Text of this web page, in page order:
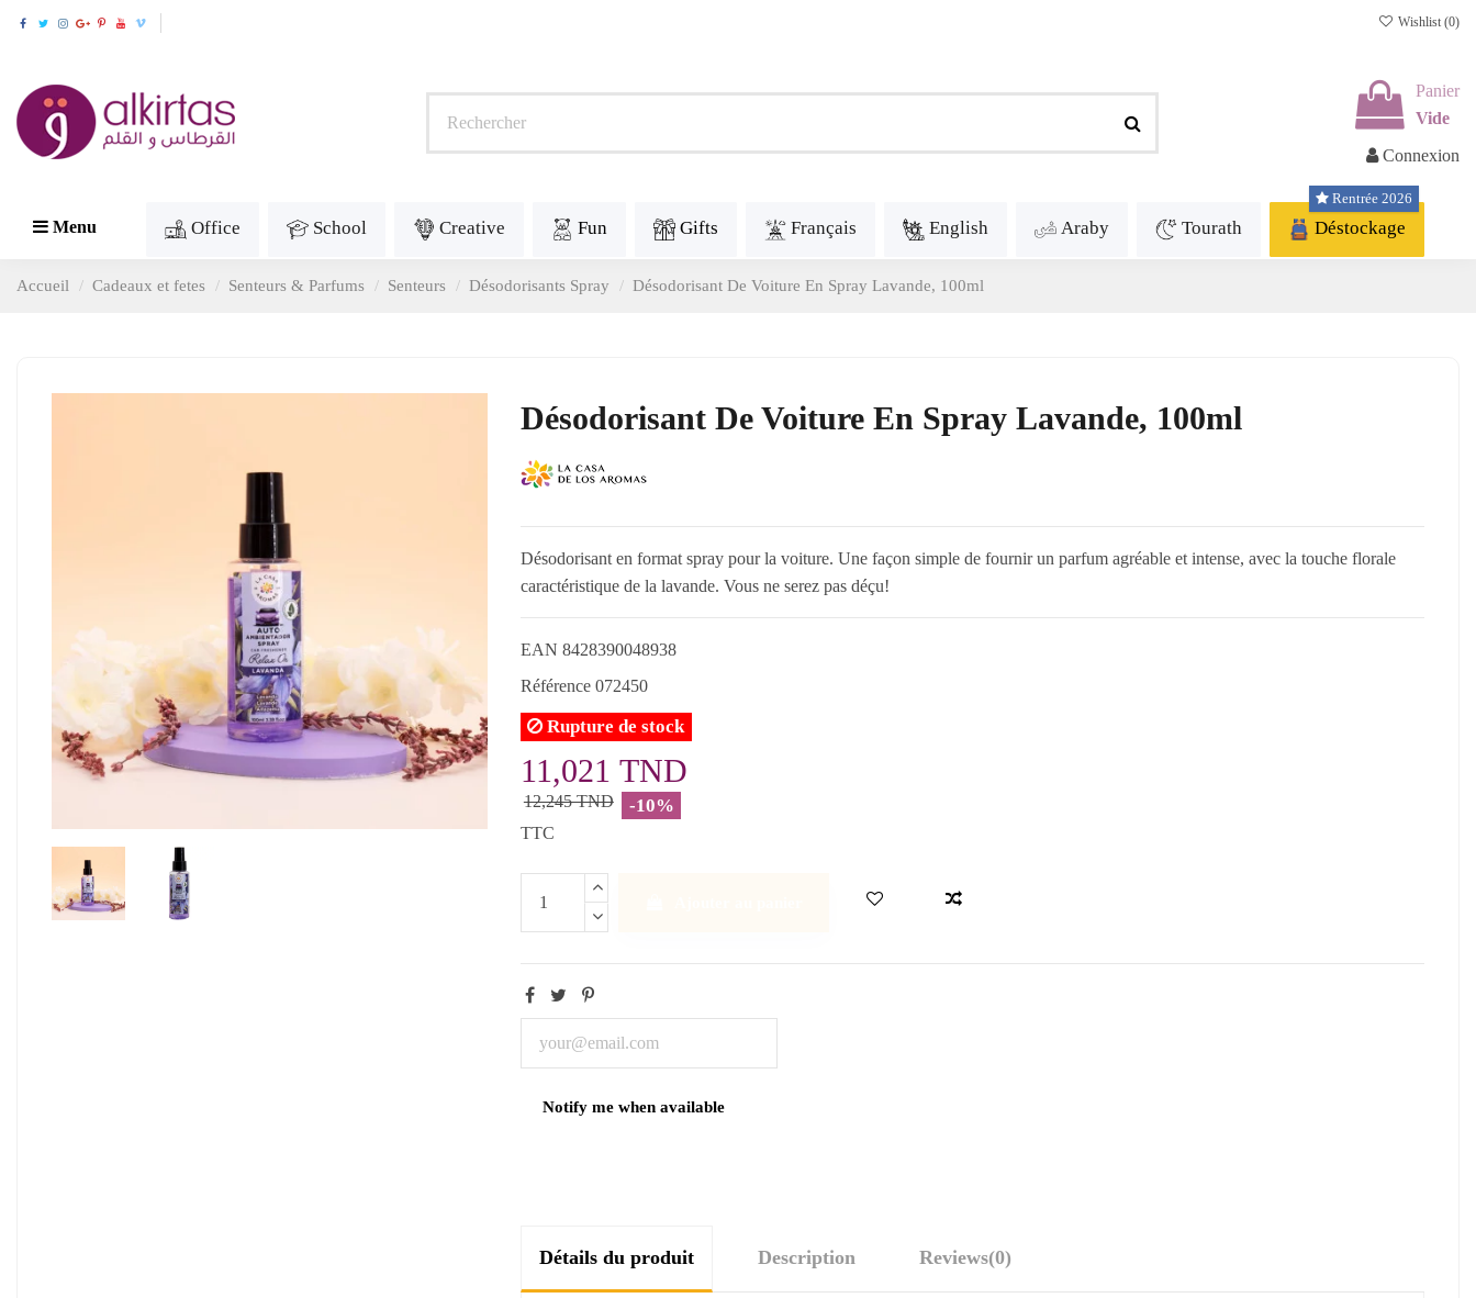
Wishlist (0)
Panier
Vide
Connexion
Menu Office School Creative Fun Gifts Français English Araby Tourath Déstockage
Rentrée 2026
Accueil Cadeaux et fetes Senteurs & Parfums Senteurs Désodorisants Spray Désodorisant De Voiture En Spray Lavande, 100ml
Désodorisant De Voiture En Spray Lavande, 100ml
Désodorisant en format spray pour la voiture. Une façon simple de fournir un parfum agréable et intense, avec la touche florale
caractéristique de la lavande. Vous ne serez pas déçu!
EAN 8428390048938
Référence 072450
Rupture de stock
11,021 TND
12,245 TND -10%
TTC
Détails du produit Description Reviews(0)